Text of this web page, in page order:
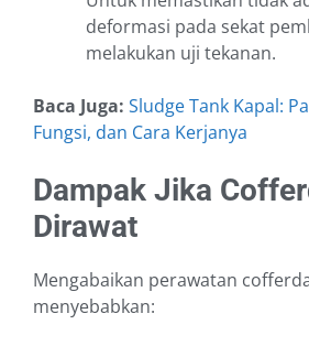
deformasi pada sekat
melakukan uji tekanan.
Baca Juga: Sludge Tank Kapal:
Fungsi, dan Cara Kerjanya
Dampak Jika
Dirawat
Mengabaikan perawatan
menyebabkan: